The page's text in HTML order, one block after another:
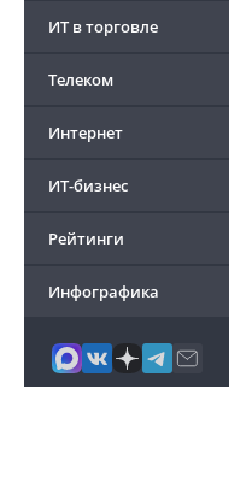
ИТ в торговле
Телеком
Интернет
ИТ-бизнес
Рейтинги
Инфографика